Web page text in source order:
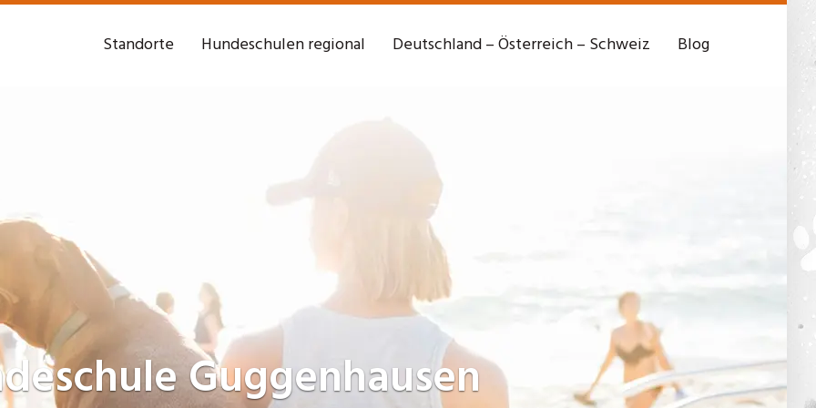
Standorte Hundeschulen regional Deutschland – Österreich – Schweiz Blog
Guggenhausen